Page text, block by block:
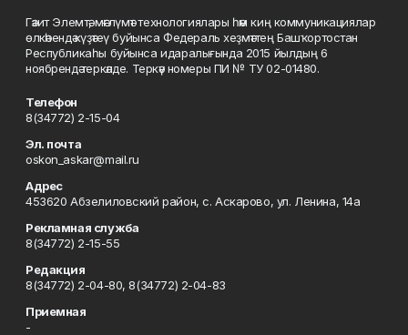
Гәзит Элемтә, мәғлүмәт технологиялары һәм киң коммуникациялар
өлкәһендә күҙәтеү буйынса Федераль хеҙмәттең Башҡортостан
Республикаһы буйынса идаралығында 2015 йылдың 6
ноябрендә теркәлде. Теркәү номеры ПИ № ТУ 02-01480.
Телефон
8(34772) 2-15-04
Эл. почта
oskon_askar@mail.ru
Адрес
453620 Абзелиловский район, с. Аскарово, ул. Ленина, 14а
Рекламная служба
8(34772) 2-15-55
Редакция
8(34772) 2-04-80, 8(34772) 2-04-83
Приемная
-